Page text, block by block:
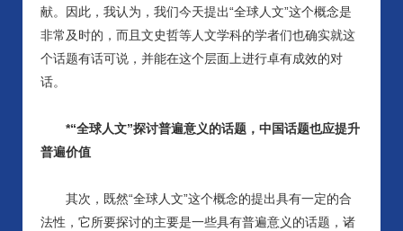
献。因此，我认为，我们今天提出“全球人文”这个概念是
非常及时的，而且文史哲等人文学科的学者们也确实就这
个话题有话可说，并能在这个层面上进行卓有成效的对
话。
*“全球人文”探讨普遍意义的话题，中国话题也应提升
普遍价值
其次，既然“全球人文”这个概念的提出具有一定的合
法性，它所要探讨的主要是一些具有普遍意义的话题，诸